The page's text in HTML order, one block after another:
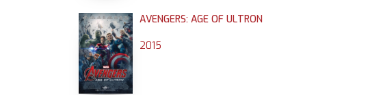
AVENGERS: AGE OF ULTRON
2015